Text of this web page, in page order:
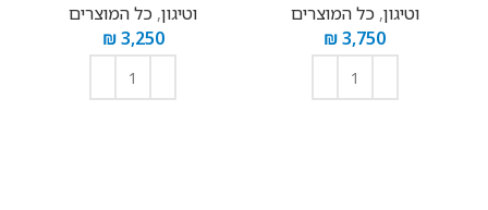
וטיגון,כל המוצרים
₪3,750
וטיגון, כל המוצרים
₪3,250